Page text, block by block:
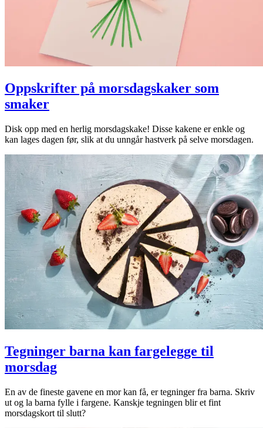
Oppskrifter på morsdagskaker som
smaker
Disk opp med en herlig morsdagskake! Disse kakene er enkle og
kan lages dagen før, slik at du unngår hastverk på selve morsdagen.
Tegninger barna kan fargelegge til
morsdag
En av de fineste gavene en mor kan få, er tegninger fra barna. Skriv
ut og la barna fylle i fargene. Kanskje tegningen blir et fint
morsdagskort til slutt?